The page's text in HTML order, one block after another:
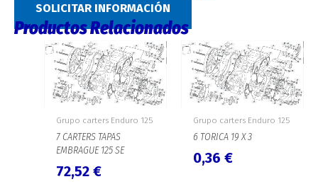
SOLICITAR INFORMACIÓN
Productos Relacionados
Grupo carters Enduro 125
7 CARTERS TAPAS
EMBRAGUE 125 SE
72,52 €
Grupo carters Enduro 125
6 TORICA 19 X 3
0,36 €